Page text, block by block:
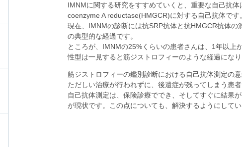
IMNMに関する研究をすすめていくと、重要な自己抗
coenzyme A reductase(HMGCR)に対する自己抗体です。
現在、IMNMの診断には抗SRP抗体と抗HMGCR抗体
の典型的な経過です。
ところが、IMNMの25%くらいの患者さんは、1年以上
性型は一見すると筋ジストロフィーのような経過になり
筋ジストロフィーの鑑別診断における自己抗体測定の
ただしい治療が行われずに、後遺症が残ってしまう患
自己抗体測定は、保険診療ででき、そしてすぐに結果
が現状です。この点についても、解決するようにしてい